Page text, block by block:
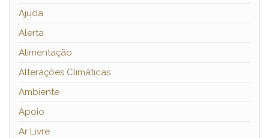
Ajuda
Alerta
Alimentação
Alterações Climáticas
Ambiente
Apoio
Ar Livre